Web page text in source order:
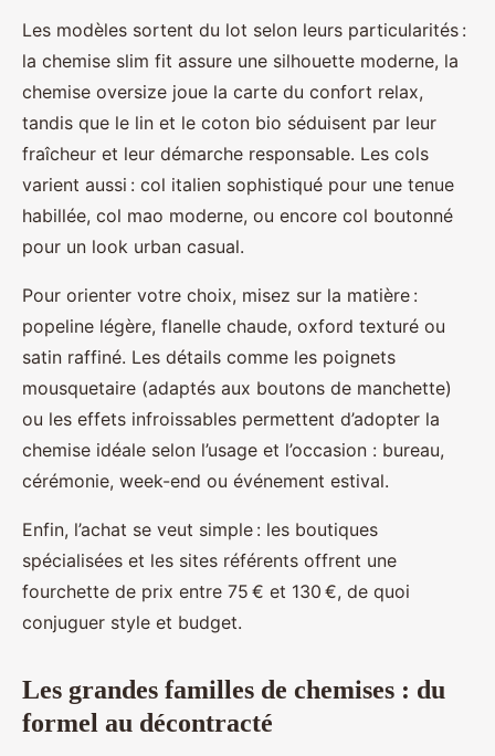
Les modèles sortent du lot selon leurs particularités :
la chemise slim fit assure une silhouette moderne, la
chemise oversize joue la carte du confort relax,
tandis que le lin et le coton bio séduisent par leur
fraîcheur et leur démarche responsable. Les cols
varient aussi : col italien sophistiqué pour une tenue
habillée, col mao moderne, ou encore col boutonné
pour un look urban casual.
Pour orienter votre choix, misez sur la matière :
popeline légère, flanelle chaude, oxford texturé ou
satin raffiné. Les détails comme les poignets
mousquetaire (adaptés aux boutons de manchette)
ou les effets infroissables permettent d’adopter la
chemise idéale selon l’usage et l’occasion : bureau,
cérémonie, week-end ou événement estival.
Enfin, l’achat se veut simple : les boutiques
spécialisées et les sites référents offrent une
fourchette de prix entre 75 € et 130 €, de quoi
conjuguer style et budget.
Les grandes familles de chemises : du
formel au décontracté